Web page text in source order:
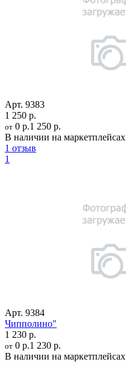
Арт. 9383
1 250 р.
от 0 р.1 250 р.
В наличии на маркетплейсах
1 отзыв
1
Арт. 9384
Чипполино"
1 230 р.
от 0 р.1 230 р.
В наличии на маркетплейсах